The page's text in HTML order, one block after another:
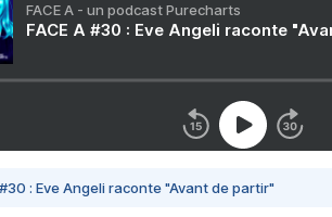
FACE A - un podcast Purecharts
FACE A #30 : Eve Angeli raconte
#30 : Eve Angeli raconte "Avant de partir"